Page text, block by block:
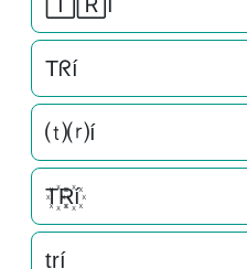
Tᖇí
⒯⒭í
T꙰R꙰í
t̫r̫í